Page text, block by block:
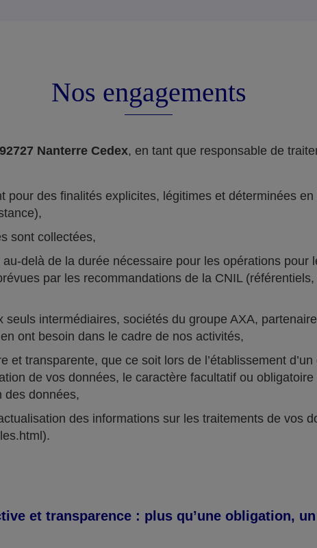
Nos engagements
Nanterre Cedex, en tant que responsable de
pour des finalités explicites, légitimes et déterminées
sont collectées,
delà de la durée nécessaire pour les opérations pour
par les recommandations de la CNIL
intermédiaires, sociétés du groupe AXA,
ont besoin dans le cadre de nos activités,
et transparente, que ce soit lors de l’établissement
de vos données, le caractère facultatif ou
des données,
des informations sur les traitements de vos
et transparence : plus qu’une obligation,